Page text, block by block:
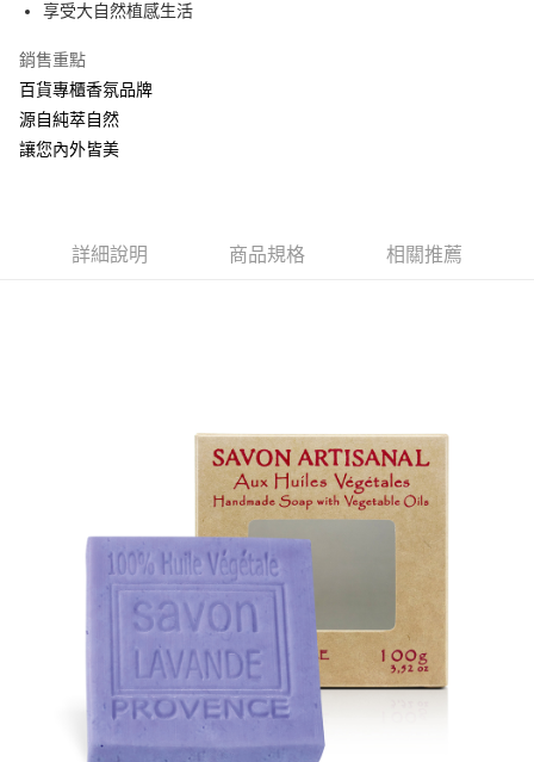
運送方式
全家取貨付款
每筆NT$60，滿NT$880(含以上)免運費
付款後全家取貨
每筆NT$60，滿NT$880(含以上)免運費
享受大自然植感生活
銷售重點
百貨專櫃香氛品牌
源自純萃自然
讓您內外皆美
詳細說明 商品規格 相關推薦